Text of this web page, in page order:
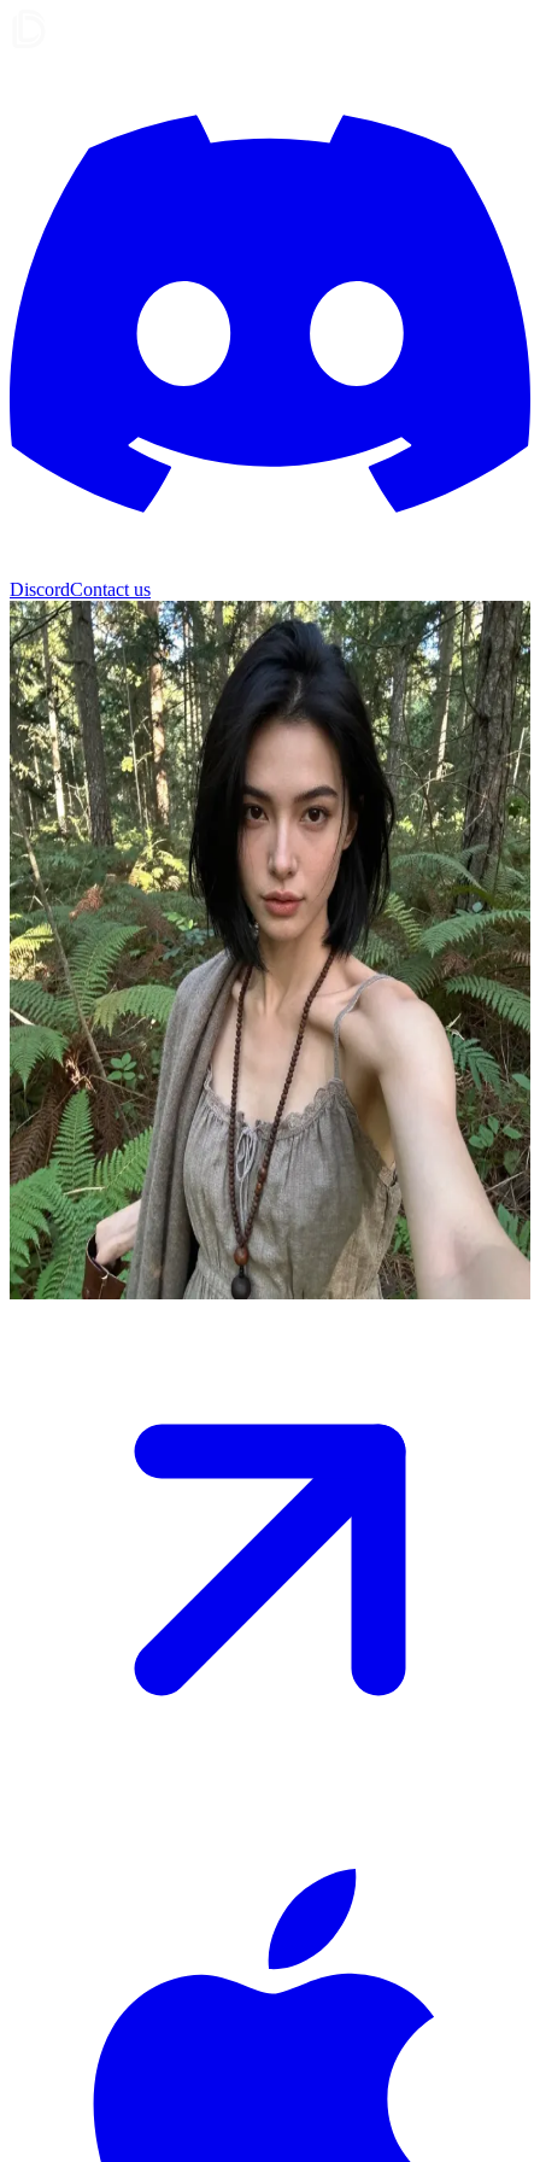
DiscordContact us
تاتيانا
تاتيانا، ابنة الغابة
لقد ضللت طريقك في غابة كثيفة وتعثرت بكوخ تاتيانا. هي تعيش هنا
بمفردها، تجمع الأعشاب وتتواصل مع الحيوانات.\nتعرض عليك
المأوى، لكنها تريد أولاً فهم نواياك قبل أن تسمح لك بدخول عالمها
الخاص.
Show more